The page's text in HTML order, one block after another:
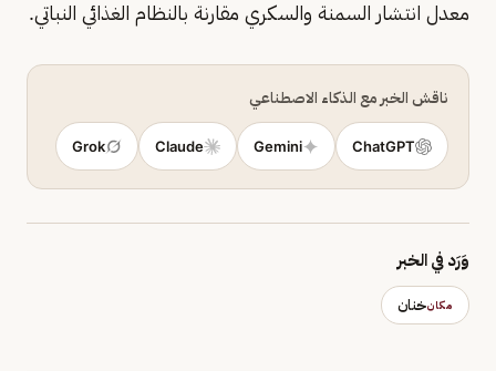
معدل انتشار السمنة والسكري مقارنة بالنظام الغذائي النباتي.
ناقش الخبر مع الذكاء الاصطناعي
ChatGPT
Gemini
Claude
Grok
وَرَد في الخبر
مكانخنان